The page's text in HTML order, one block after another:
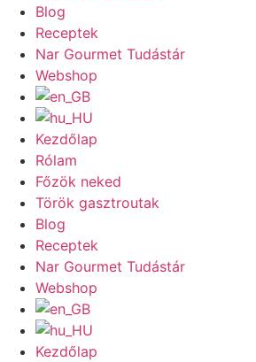
Blog
Receptek
Nar Gourmet Tudástár
Webshop
Kezdőlap
Rólam
Főzök neked
Török gasztroutak
Blog
Receptek
Nar Gourmet Tudástár
Webshop
Kezdőlap